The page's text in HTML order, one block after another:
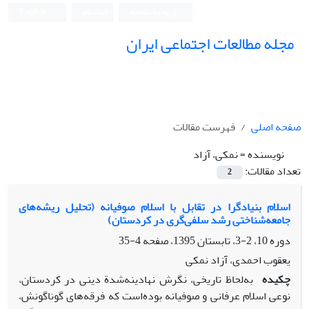
مجله مطالعات اجتماعی ایران
صفحه اصلی
فهرست مقالات
نویسنده =نمکی، آزاد
تعداد مقالات:
2
اسلام بنیادگرا در تقابل با اسلام صوفیانه (تحلیل ریشه‌های
جامعه‌شناختی رشد سلفی‌گری در کردستان)
دوره 10، 2-3، تابستان 1395، صفحه
4-35
یعقوب احمدی، آزاد نمکی
چکیده به‌لحاظ تاریخی، نگرش نهادینه‌شدة دینی در کردستان،
نوعی اسلام عرفانی و صوفیانه بوده‌است که فرقه‌های گوناگونش،